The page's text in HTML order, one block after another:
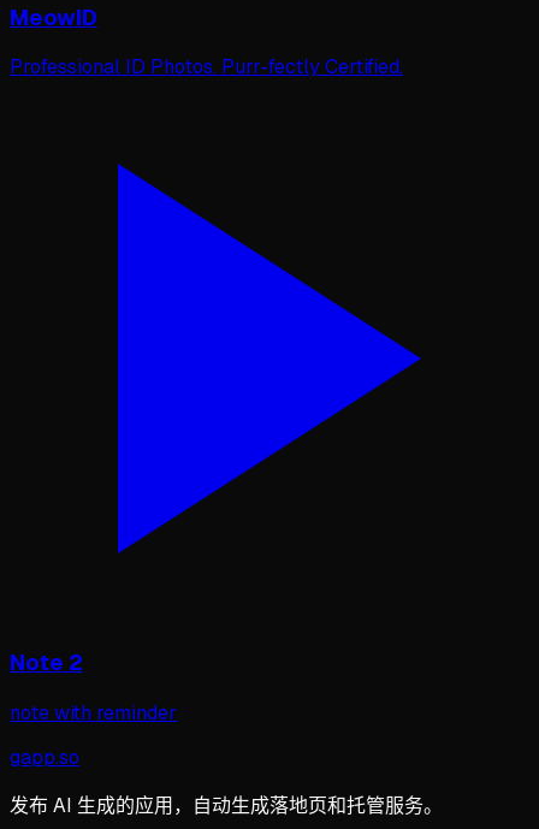
MeowID
Professional ID Photos. Purr-fectly Certified.
Note 2
note with reminder
gapp.so
发布 AI 生成的应用，自动生成落地页和托管服务。